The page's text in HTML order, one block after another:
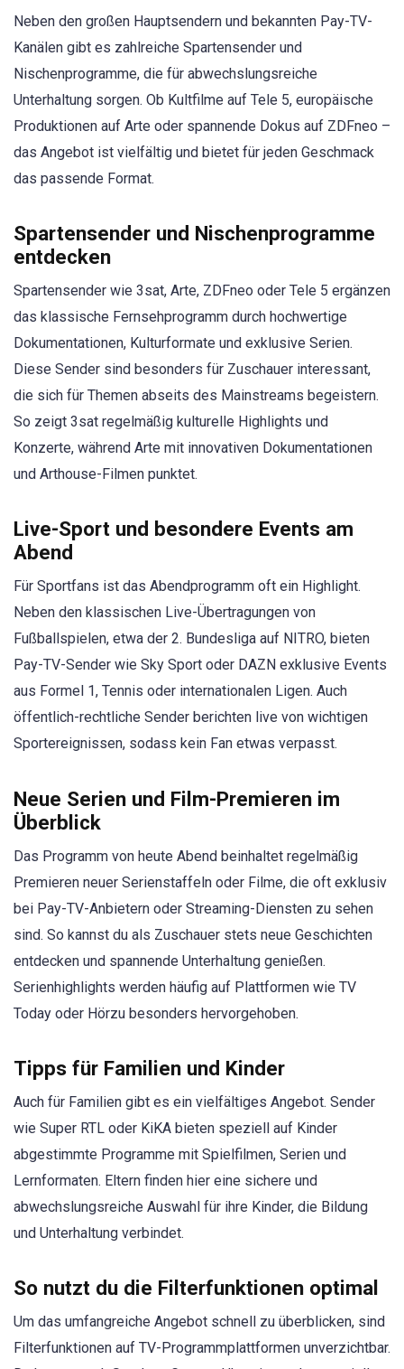
Neben den großen Hauptsendern und bekannten Pay-TV-
Kanälen gibt es zahlreiche Spartensender und
Nischenprogramme, die für abwechslungsreiche
Unterhaltung sorgen. Ob Kultfilme auf Tele 5, europäische
Produktionen auf Arte oder spannende Dokus auf ZDFneo –
das Angebot ist vielfältig und bietet für jeden Geschmack
das passende Format.
Spartensender und Nischenprogramme
entdecken
Spartensender wie 3sat, Arte, ZDFneo oder Tele 5 ergänzen
das klassische Fernsehprogramm durch hochwertige
Dokumentationen, Kulturformate und exklusive Serien.
Diese Sender sind besonders für Zuschauer interessant,
die sich für Themen abseits des Mainstreams begeistern.
So zeigt 3sat regelmäßig kulturelle Highlights und
Konzerte, während Arte mit innovativen Dokumentationen
und Arthouse-Filmen punktet.
Live-Sport und besondere Events am
Abend
Für Sportfans ist das Abendprogramm oft ein Highlight.
Neben den klassischen Live-Übertragungen von
Fußballspielen, etwa der 2. Bundesliga auf NITRO, bieten
Pay-TV-Sender wie Sky Sport oder DAZN exklusive Events
aus Formel 1, Tennis oder internationalen Ligen. Auch
öffentlich-rechtliche Sender berichten live von wichtigen
Sportereignissen, sodass kein Fan etwas verpasst.
Neue Serien und Film-Premieren im
Überblick
Das Programm von heute Abend beinhaltet regelmäßig
Premieren neuer Serienstaffeln oder Filme, die oft exklusiv
bei Pay-TV-Anbietern oder Streaming-Diensten zu sehen
sind. So kannst du als Zuschauer stets neue Geschichten
entdecken und spannende Unterhaltung genießen.
Serienhighlights werden häufig auf Plattformen wie TV
Today oder Hörzu besonders hervorgehoben.
Tipps für Familien und Kinder
Auch für Familien gibt es ein vielfältiges Angebot. Sender
wie Super RTL oder KiKA bieten speziell auf Kinder
abgestimmte Programme mit Spielfilmen, Serien und
Lernformaten. Eltern finden hier eine sichere und
abwechslungsreiche Auswahl für ihre Kinder, die Bildung
und Unterhaltung verbindet.
So nutzt du die Filterfunktionen optimal
Um das umfangreiche Angebot schnell zu überblicken, sind
Filterfunktionen auf TV-Programmplattformen unverzichtbar.